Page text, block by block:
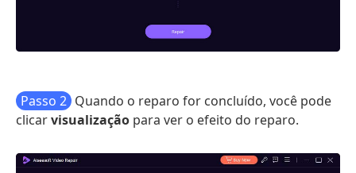
Passo 2 Quando o reparo for concluído, você pode
clicarvisualização para ver o efeito do reparo.